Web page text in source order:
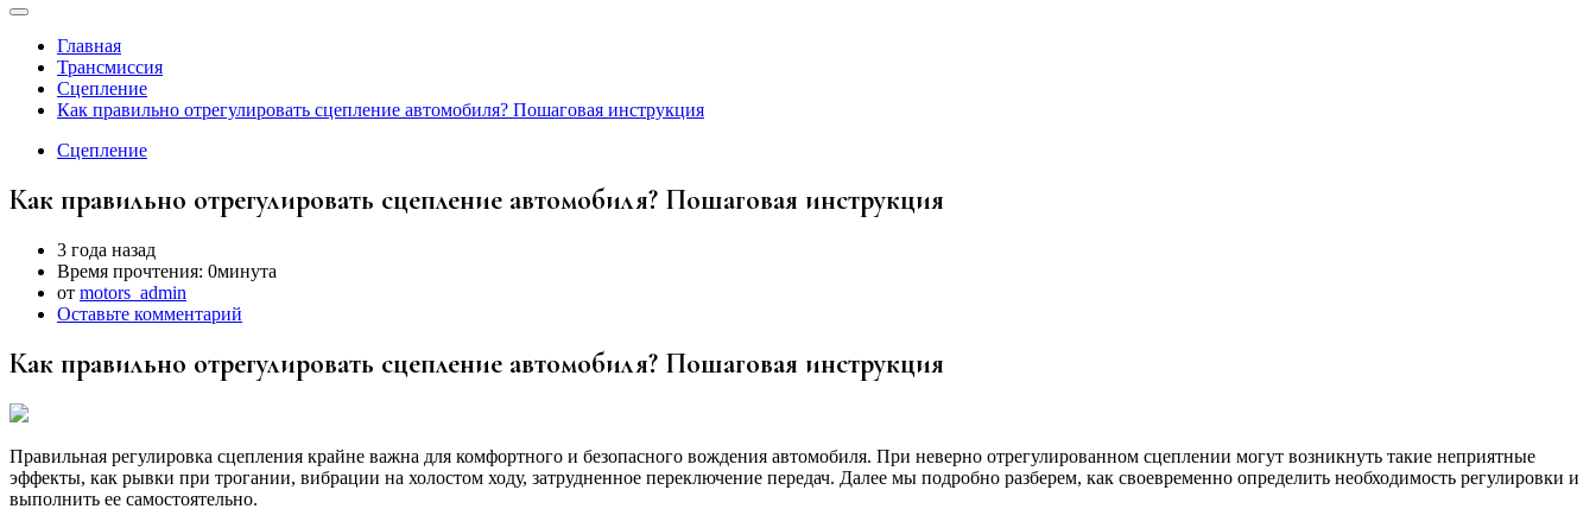
Главная
Трансмиссия
Сцепление
Как правильно отрегулировать сцепление автомобиля? Пошаговая инструкция
Сцепление
Как правильно отрегулировать сцепление автомобиля? Пошаговая инструкция
3 года назад
Время прочтения: 0минута
от motors_admin
Оставьте комментарий
Как правильно отрегулировать сцепление автомобиля? Пошаговая инструкция
Правильная регулировка сцепления крайне важна для комфортного и безопасного вождения автомобиля. При неверно отрегулированном сцеплении могут возникнуть такие неприятные
эффекты, как рывки при трогании, вибрации на холостом ходу, затрудненное переключение передач. Далее мы подробно разберем, как своевременно определить необходимость регулировки и
выполнить ее самостоятельно.